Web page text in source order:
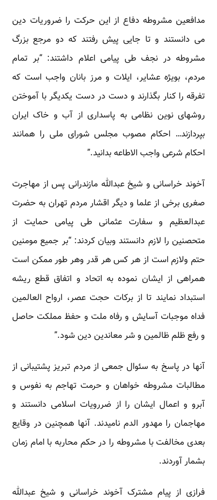
مدافعین مشروطه دفاع از این حرکت را ضروریات دین
می دانستند و تا جایی پیش رفتند که دو مرجع بزرگ
مشروطه در نجف طی پیامی اعلام داشتند: “بر تمام
مردم، بویژه عشایر، ایلات و مرز بانان واجب است که
تفرقه را کنار بگذارند و دست در دست یکدیگر با آموختن
روشهای نوین نظامی به پاسداری از آب و خاک ایران
بپردازند… احکام مصوب مجلس شورای ملی را همانند
احکام شرعی واجب الاطاعه بدانید.”
آخوند خراسانی و شیخ عبدالله مازندرانی پس از مهاجرت
صغری برخی از علما و دیگر اقشار مردم تهران به حضرت
عبدالعظیم و سفارت عثمانی طی پیامی حمایت از
متحصنین را لازم دانستند وبیان کردند: “بر جمیع مومنین
حتم ولازم است از هر کس هر قدر وهر طور ممکن است
همراهی از ایشان نموده به اتحاد و اتفاق قطع ریشه
استبداد نمایند تا از برکات حجت عصر، ارواح العالمین
فداه موجبات آسایش و رفاه ملت و حفظ مملکت حاصل
و رفع ظلم ظالمین و شر معاندین دین شود.”
آنها در پاسخ به سئوال جمعی از مردم تبریز پشتیبانی از
مطالبات مشروطه خواهان و حرمت تهاجم به نفوس و
آبرو و اعمال ایشان را از ضررویات اسلامی دانستند و
مهاجمان را مهدور الدم نامیدند. آنها همچنین در وقایع
بعدی مخالفت با مشروطه را در حکم محاربه با امام زمان
بشمار آوردند.
فرازی از پیام مشترک آخوند خراسانی و شیخ عبدالله